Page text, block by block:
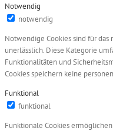
Notwendig
notwendig
Notwendige Cookies sind für
unerlässlich. Diese Kategorie
Funktionalitäten und
Cookies speichern keine
Funktional
funktional
Funktionale Cookies